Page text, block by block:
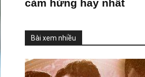
cảm hứng hay nhất
Bài xem nhiều